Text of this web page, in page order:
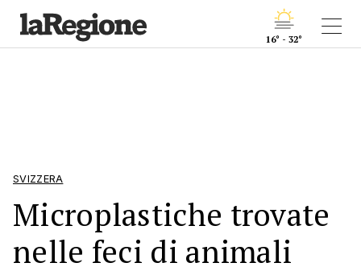
16° - 32°
SVIZZERA
Microplastiche trovate
nelle feci di animali